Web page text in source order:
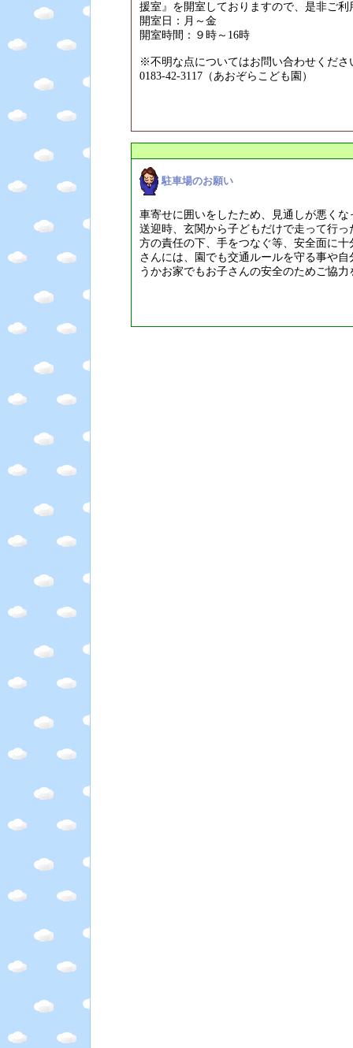
援室』を開室しておりますので、是非ご利
開室日：月～金
開室時間：９時～16時
※不明な点についてはお問い合わせくださ
0183-42-3117（あおぞらこども園）
駐車場のお願い
車寄せに囲いをしたため、見通しが悪くな
送迎時、玄関から子どもだけで走って行
方の責任の下、手をつなぐ等、安全面に
さんには、園でも交通ルールを守る事や
うかお家でもお子さんの安全のためご協